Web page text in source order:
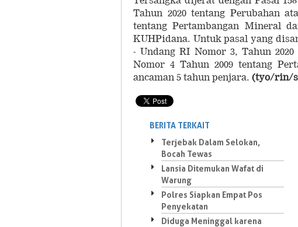
Tahun 2020 tentang Perubahan
tentang Pertambangan Mineral
KUHPidana. Untuk pasal yang
- Undang RI Nomor 3, Tahun
Nomor 4 Tahun 2009 tentang
ancaman 5 tahun penjara. (tyo/rin/
BERITA TERKAIT
Terjebak Dalam Selokan,
Bocah Tewas
Lansia Ditemukan Wafat di
Warung
Polres Siapkan Empat Pos
Penyekatan
Diduga Meninggal karena